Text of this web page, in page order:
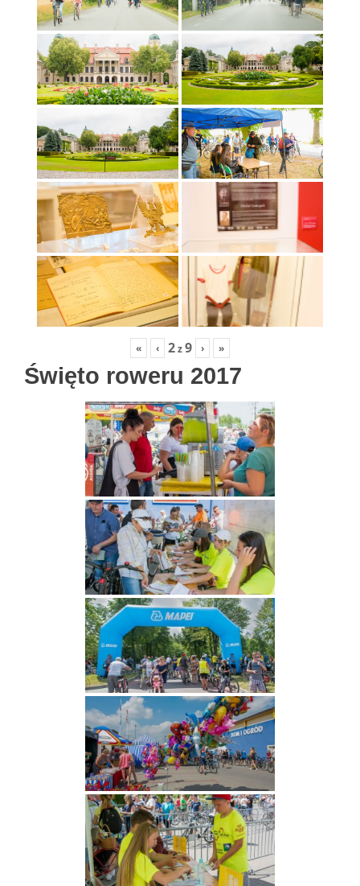
« ‹ 2z9 › »
Święto roweru 2017